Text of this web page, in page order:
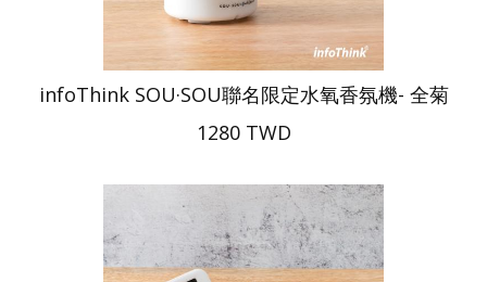
infoThink SOU·SOU聯名限定水氧香氛機- 全菊
1280 TWD